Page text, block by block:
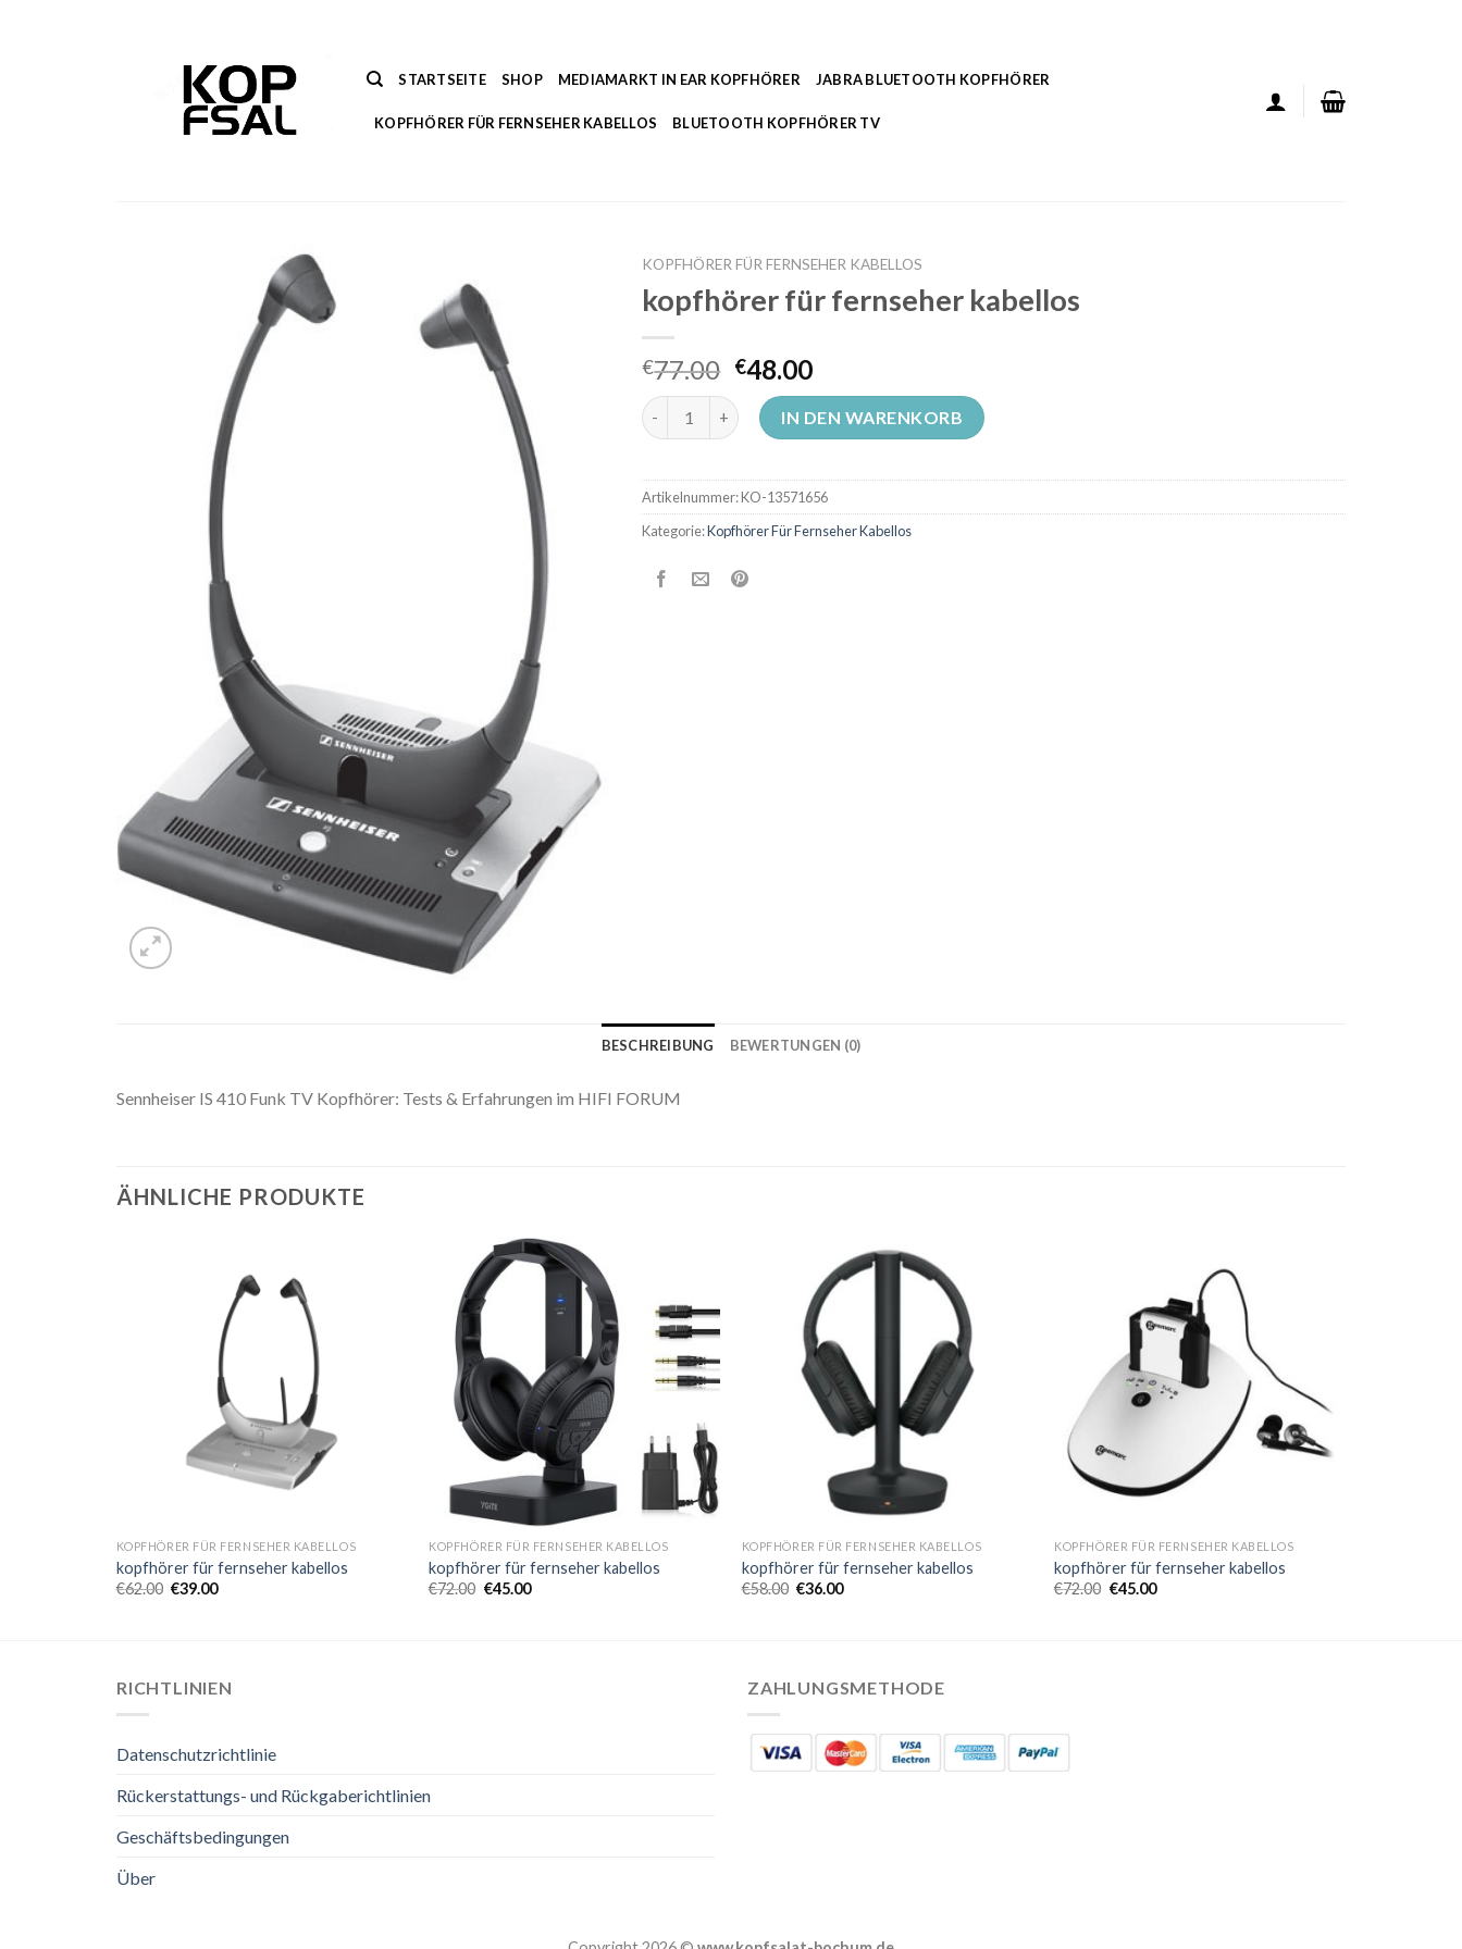
STARTSEITE SHOP MEDIAMARKT IN EAR KOPFHÖRER JABRA BLUETOOTH KOPFHÖRER
KOPFHÖRER FÜR FERNSEHER KABELLOS BLUETOOTH KOPFHÖRER TV
KOPFHÖRER FÜR FERNSEHER KABELLOS
kopfhörer für fernseher kabellos
€77.00 €48.00
kopfhörer für fernseher kabellos Menge
IN DEN WARENKORB
Artikelnummer:KO-13571656
Kategorie:Kopfhörer Für Fernseher Kabellos
BESCHREIBUNG BEWERTUNGEN (0)
Sennheiser IS 410 Funk TV Kopfhörer: Tests & Erfahrungen im HIFI FORUM
ÄHNLICHE PRODUKTE
KOPFHÖRER FÜR FERNSEHER KABELLOS
kopfhörer für fernseher kabellos
€62.00 €39.00
KOPFHÖRER FÜR FERNSEHER KABELLOS
kopfhörer für fernseher kabellos
€72.00 €45.00
KOPFHÖRER FÜR FERNSEHER KABELLOS
kopfhörer für fernseher kabellos
€58.00 €36.00
KOPFHÖRER FÜR FERNSEHER KABELLOS
kopfhörer für fernseher kabellos
€72.00 €45.00
RICHTLINIEN
Datenschutzrichtlinie
Rückerstattungs- und Rückgaberichtlinien
Geschäftsbedingungen
Über
ZAHLUNGSMETHODE